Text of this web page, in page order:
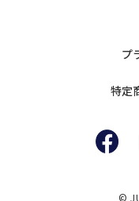
プ
特定
©